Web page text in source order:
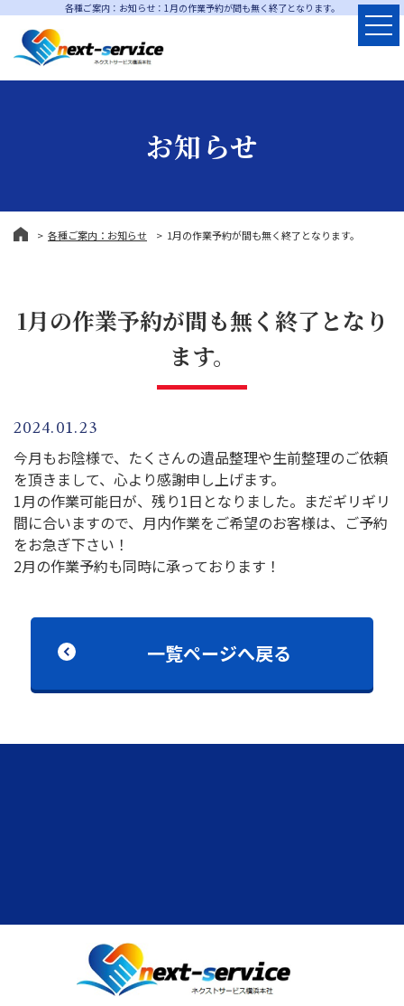
各種ご案内：お知らせ：1月の作業予約が間も無く終了となります。
お知らせ
各種ご案内：お知らせ 1月の作業予約が間も無く終了となります。
1月の作業予約が間も無く終了となり
ます。
2024.01.23
今月もお陰様で、たくさんの遺品整理や生前整理のご依頼
を頂きまして、心より感謝申し上げます。
1月の作業可能日が、残り1日となりました。まだギリギリ
間に合いますので、月内作業をご希望のお客様は、ご予約
をお急ぎ下さい！
2月の作業予約も同時に承っております！
一覧ページへ戻る